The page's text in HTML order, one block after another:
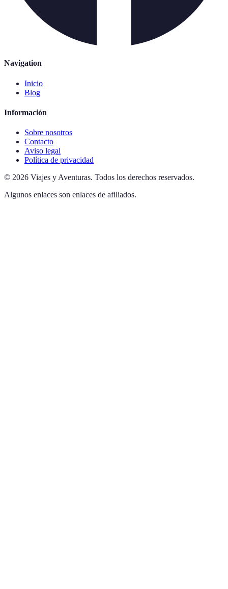
Navigation
Inicio
Blog
Información
Sobre nosotros
Contacto
Aviso legal
Política de privacidad
© 2026 Viajes y Aventuras. Todos los derechos reservados.
Algunos enlaces son enlaces de afiliados.